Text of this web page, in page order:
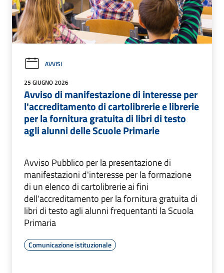
AVVISI
25 GIUGNO 2026
Avviso di manifestazione di interesse per
l'accreditamento di cartolibrerie e librerie
per la fornitura gratuita di libri di testo
agli alunni delle Scuole Primarie
Avviso Pubblico per la presentazione di
manifestazioni d'interesse per la formazione
di un elenco di cartolibrerie ai fini
dell'accreditamento per la fornitura gratuita di
libri di testo agli alunni frequentanti la Scuola
Primaria
Comunicazione istituzionale